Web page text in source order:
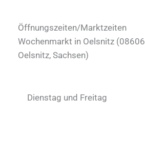
Öffnungszeiten/Marktzeiten
Wochenmarkt in Oelsnitz (08606
Oelsnitz, Sachsen)
Dienstag und Freitag